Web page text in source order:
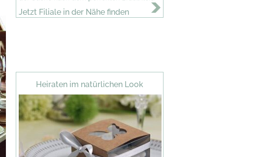
Jetzt Filiale in der Nähe finden
Heiraten im natürlichen Look